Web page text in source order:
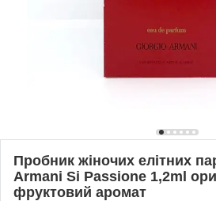
Пробник жіночих елітних
Armani Si Passione 1,2ml
фруктовий аромат